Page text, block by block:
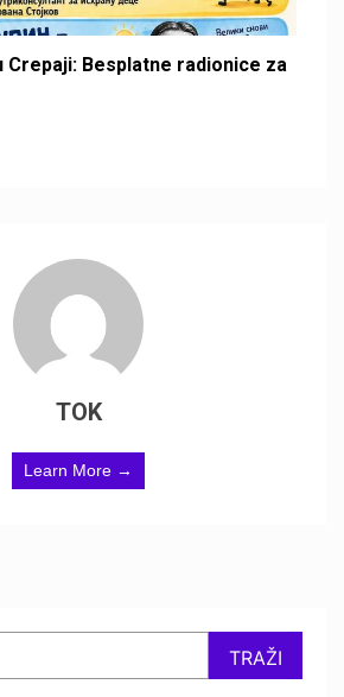
Crepaji: Besplatne radionice za
TOK
Learn More →
TRAŽI